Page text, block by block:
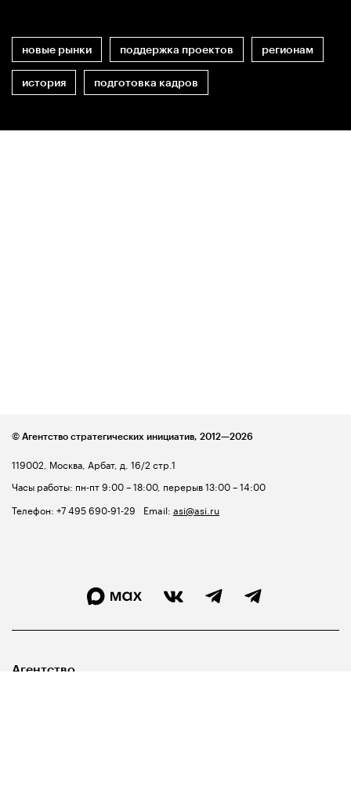
новые рынки поддержка проектов регионам
история подготовка кадров
119002, Москва, Арбат, д. 16/2 стр.1
Часы работы: пн-пт 9:00 – 18:00, перерыв 13:00 – 14:00
Телефон: +7 495 690-91-29 Email: asi@asi.ru
© Агентство стратегических инициатив, 2012—2026
Агентство